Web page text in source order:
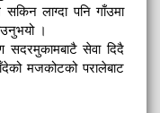
लाग्दा पनि गाँउमा
।
सदरमुकामबाटै सेवा दिदै
मजकोटको परालेबाट